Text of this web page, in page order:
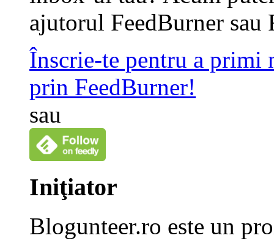
ajutorul FeedBurner sau
Înscrie-te pentru a primi
prin FeedBurner!
sau
Iniţiator
Blogunteer.ro este un